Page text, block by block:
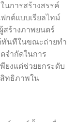
นการสร้างสรรค์
กต์แบบเรียลไทม์
สร้างภาพยนตร์
ทันทีในขณะถ่ายทำ
จำกัดในการ
ยงแต่ช่วยยกระดับ
ทธิภาพใน